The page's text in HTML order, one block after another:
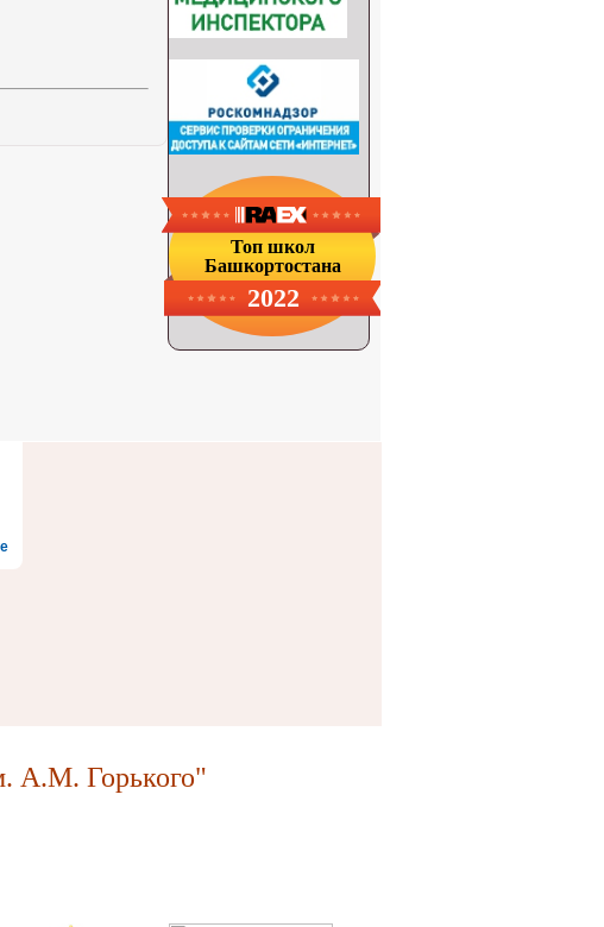
Топ школ
Башкортостана
2022
А.М. Горького"